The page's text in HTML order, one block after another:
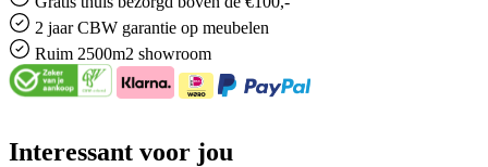
2 jaar CBW garantie op meubelen
Ruim 2500m2 showroom
Interessant voor jou